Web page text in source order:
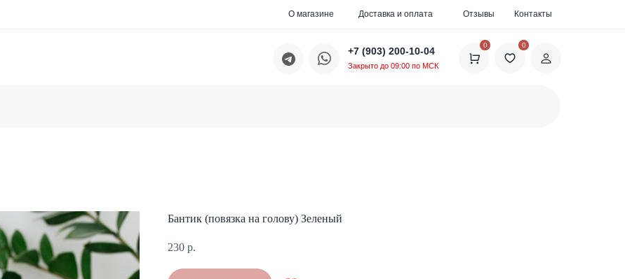
0 0
О магазине Контакты
Отзывы
Доставка и оплата
+7 (903) 200-10-04
Закрыто до 09:00 по МСК
Бантик (повязка на голову) Зеленый
230 р.